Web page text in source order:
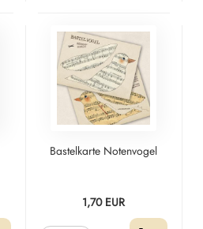
Bastelkarte Notenvogel
1,70 EUR